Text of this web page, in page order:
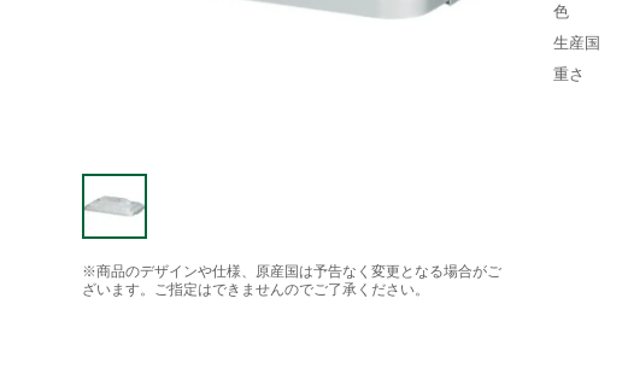
※商品のデザインや仕様、原産国は予告なく変更となる場合がご
ざいます。ご指定はできませんのでご了承ください。
色
生産国
重さ